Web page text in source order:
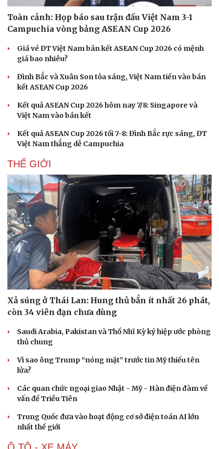
Toàn cảnh: Họp báo sau trận đấu Việt Nam 3-1
Campuchia vòng bảng ASEAN Cup 2026
Giá vé ĐT Việt Nam bán kết ASEAN Cup 2026 có mệnh
giá bao nhiêu?
Đình Bắc và Xuân Son tỏa sáng, Việt Nam tiến vào bán
kết ASEAN Cup 2026
Kết quả ASEAN Cup 2026 hôm nay 7/8: Singapore và
Việt Nam vào bán kết
Kết quả ASEAN Cup 2026 tối 7-8: Đình Bắc rực sáng, ĐT
Việt Nam thắng dễ Campuchia
THẾ GIỚI
Xả súng ở Thái Lan: Hung thủ bắn ít nhất 26 phát,
còn 34 viên đạn chưa dùng
Saudi Arabia, Pakistan và Thổ Nhĩ Kỳ ký hiệp ước phòng
thủ chung
Vì sao ông Trump “nóng mặt” trước tin Mỹ thiếu tên
lửa?
Các quan chức ngoại giao Nhật - Mỹ - Hàn điện đàm về
vấn đề Triều Tiên
Trung Quốc đưa vào hoạt động cơ sở điện toán AI lớn
nhất thế giới